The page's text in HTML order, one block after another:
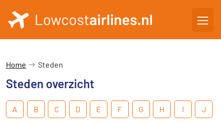
Home Steden
Steden overzicht
A B C D E F G H I J